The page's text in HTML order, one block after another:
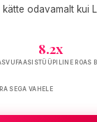
odavamalt kui
8.2x
TÜÜPILINE ROAS
SEGA VAHELE